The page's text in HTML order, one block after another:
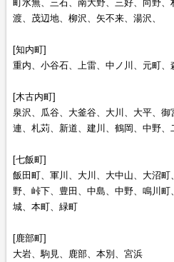
町水無、三石、南大野、三好、向野
渡、茂辺地、柳沢、矢不来、湯沢、
[知内町]
重内、小谷石、上雷、中ノ川、元町、
[木古内町]
泉沢、瓜谷、大釜谷、大川、大平、
連、札苅、新道、建川、鶴岡、中野、
[七飯町]
飯田町、軍川、大川、大中山、大沼
野、峠下、豊田、中島、中野、鳴川
城、本町、緑町
[鹿部町]
大岩、駒見、鹿部、本別、宮浜